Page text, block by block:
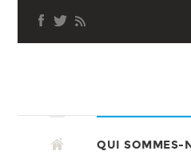
contenu
ATD QUART
AU
CONTENUQUI SOMMES-